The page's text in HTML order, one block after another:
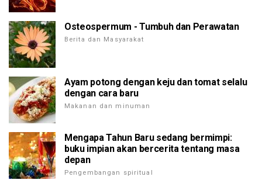
Osteospermum - Tumbuh dan Perawatan
Berita dan Masyarakat
Ayam potong dengan keju dan tomat selalu
dengan cara baru
Makanan dan minuman
Mengapa Tahun Baru sedang bermimpi:
buku impian akan bercerita tentang masa
depan
Pengembangan spiritual